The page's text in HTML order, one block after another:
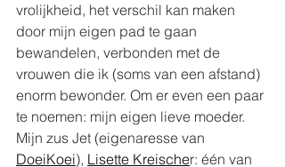
vrolijkheid, het verschil kan maken
door mijn eigen pad te gaan
bewandelen, verbonden met de
vrouwen die ik (soms van een afstand)
enorm bewonder. Om er even een paar
te noemen: mijn eigen lieve moeder.
Mijn zus Jet (eigenaresse van
DoeiKoei), Lisette Kreischer: één van